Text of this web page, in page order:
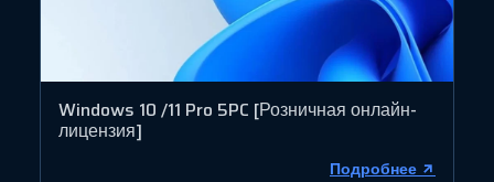
Windows 10 /11 Pro 5PC [Розничная онлайн-
лицензия]
Подробнее